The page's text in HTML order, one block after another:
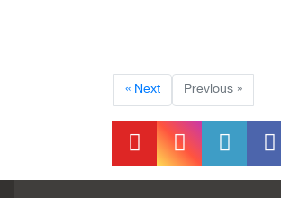
« Previous
Next »